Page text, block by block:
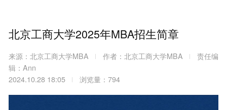
北京工商大学2025年MBA招生简章
来源：北京工商大学MBA 作者：北京工商大学MBA
责任编
辑：Ann
2024.10.28 18:05
浏览量：794